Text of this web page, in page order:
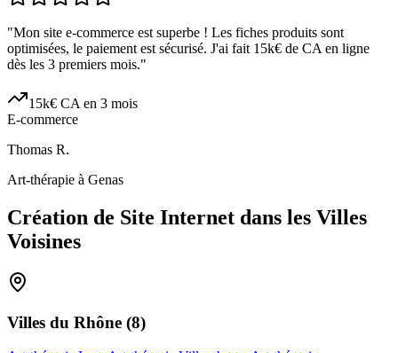
"Mon site e-commerce est superbe ! Les fiches produits sont
optimisées, le paiement est sécurisé. J'ai fait 15k€ de CA en ligne
dès les 3 premiers mois."
15k€ CA en 3 mois
E-commerce
Thomas R.
Art-thérapie à Genas
Création de Site Internet dans les Villes
Voisines
Villes du Rhône (8)